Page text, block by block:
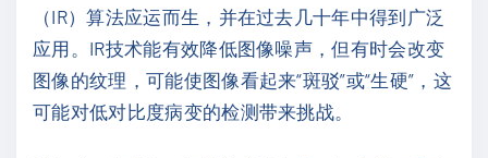
（IR）算法应运而生，并在过去几十年中得到广泛
应用。IR技术能有效降低图像噪声，但有时会改变
图像的纹理，可能使图像看起来“斑驳”或“生硬”，这
可能对低对比度病变的检测带来挑战。